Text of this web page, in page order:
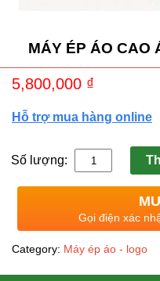
MÁY ÉP ÁO CAO
5,800,000 ₫
Hỗ trợ mua hàng online
Số lượng:
Gọi điện xác
Category: Máy ép áo - logo